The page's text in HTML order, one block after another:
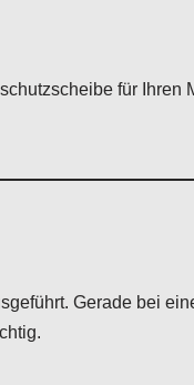
für Ihren
Gerade bei